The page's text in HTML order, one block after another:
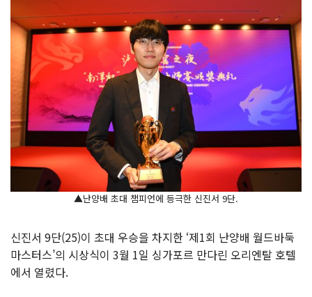
▲난양배 초대 챔피언에 등극한 신진서 9단.
신진서 9단(25)이 초대 우승을 차지한 ‘제1회 난양배 월드바둑
마스터스’의 시상식이 3월 1일 싱가포르 만다린 오리엔탈 호텔
에서 열렸다.